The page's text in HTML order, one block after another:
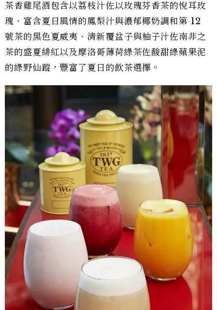
茶香雞尾酒包含以荔枝汁佐以玫瑰芬香茶的悅耳玫
瑰、富含夏日風情的鳳梨汁與濃郁椰奶調和第 12
號茶的黑色夏威夷、清新覆盆子與柚子汁佐南非之
茶的盛夏緋紅以及摩洛哥薄荷綠茶佐酸甜綠蘋果泥
的綠野仙蹤，豐富了夏日的飲茶選擇。